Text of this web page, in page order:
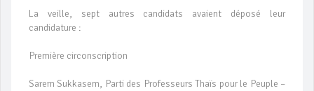
La veille, sept autres candidats avaient déposé leur
candidature :
Première circonscription
Sarern Sukkasem, Parti des Professeurs Thaïs pour le Peuple –